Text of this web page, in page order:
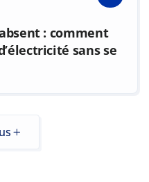
: comment
sans se